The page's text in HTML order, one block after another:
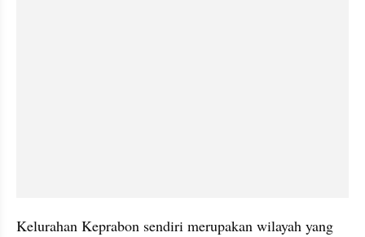
Kelurahan Keprabon sendiri merupakan wilayah yang